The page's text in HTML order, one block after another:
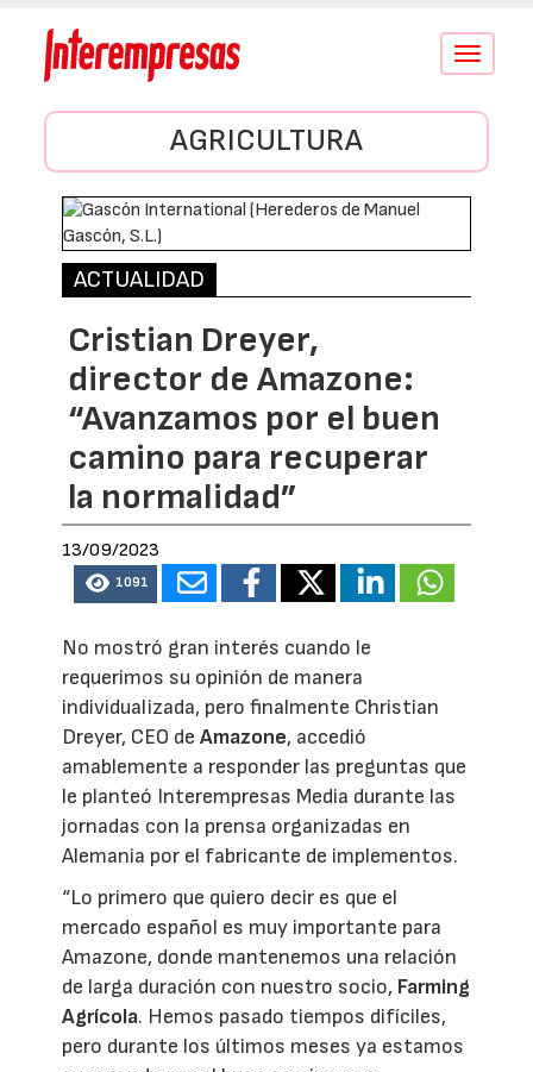
Conmutar
AGRICULTURA
ACTUALIDAD
Cristian Dreyer,
director de Amazone:
“Avanzamos por el buen
camino para recuperar
la normalidad”
13/09/2023
1091
No mostró gran interés cuando le
requerimos su opinión de manera
individualizada, pero finalmente Christian
Dreyer, CEO deAmazone, accedió
amablemente a responder las preguntas que
le planteó Interempresas Media durante las
jornadas con la prensa organizadas en
Alemania por el fabricante de implementos.
“Lo primero que quiero decir es que el
mercado español es muy importante para
Amazone, donde mantenemos una relación
de larga duración con nuestro socio, Farming
Agrícola. Hemos pasado tiempos difíciles,
pero durante los últimos meses ya estamos